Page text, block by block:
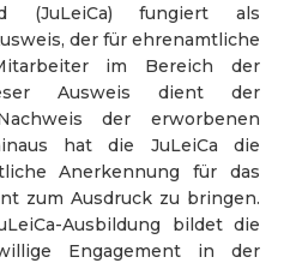
(JuLeiCa) fungiert als
der für ehrenamtliche
im Bereich der
Ausweis dient der
der erworbenen
hat die JuLeiCa die
Anerkennung für das
zum Ausdruck zu bringen.
Ausbildung bildet die
Engagement in der